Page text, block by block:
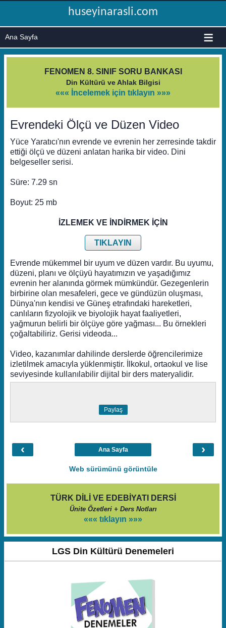
huseyinarasli.com
≡
FENOMEN 8. SINIF SORU BANKASI
Din Kültürü ve Ahlak Bilgisi
««« İncelemek için tıklayın »»»
Evrendeki Ölçü ve Düzen Video
Yüce Yaratıcı'nın evrende ve evrenin her zerresinde takdir
ettiği ölçü ve düzeni anlatan harika bir video. Dini
belgeseller serisi.
Süre: 7.29 sn
Boyut: 25 mb
İZLEMEK VE İNDİRMEK İÇİN
TIKLAYIN
Evrende mükemmel bir uyum ve düzen vardır. Bu uyumu,
düzeni, planı ve ölçüyü hayatımızın ve yaşadığımız
evrenin her alanında görmek mümkündür. Gezegenlerin
birbirine olan mesafeleri, gece ve gündüzün oluşması,
Dünya'nın kendisi ve Güneş etrafındaki hareketleri,
canlıların fizyolojik ve biyolojik hayat faaliyetleri,
yağmurun belirli bir ölçüye göre yağması... Bu örnekleri
çoğaltabiliriz. Gerisi videoda...
Video, kazanımlar dahilinde derslerde öğrencilerimize
izletilmek amacıyla yüklenmiştir. İlkokul, ortaokul ve lise
seviyesinde kullanılabilir dijital bir ders materyalidir.
Paylaş
‹ ›
Ana Sayfa
Web sürümünü görüntüle
TÜRK DİLİ VE EDEBİYATI DERSİ
Ünite Özetleri + Ders Notları
««« tıklayın »»»
LGS Din Kültürü Denemeleri